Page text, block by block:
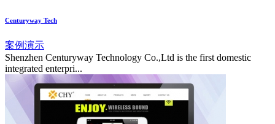
Centuryway Tech
案例演示
Shenzhen Centuryway Technology Co.,Ltd is the first domestic
integrated enterpri...